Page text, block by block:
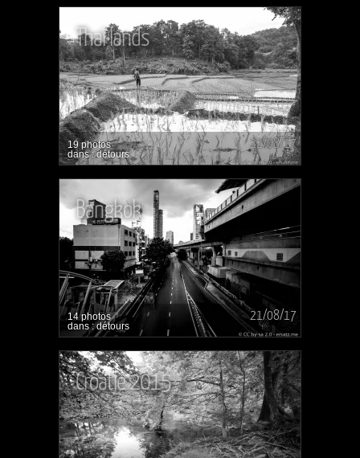
Thaï lands
22/08/17
19 photos
dans : détours
Bangkok
21/08/17
14 photos
dans : détours
Croatie 2015